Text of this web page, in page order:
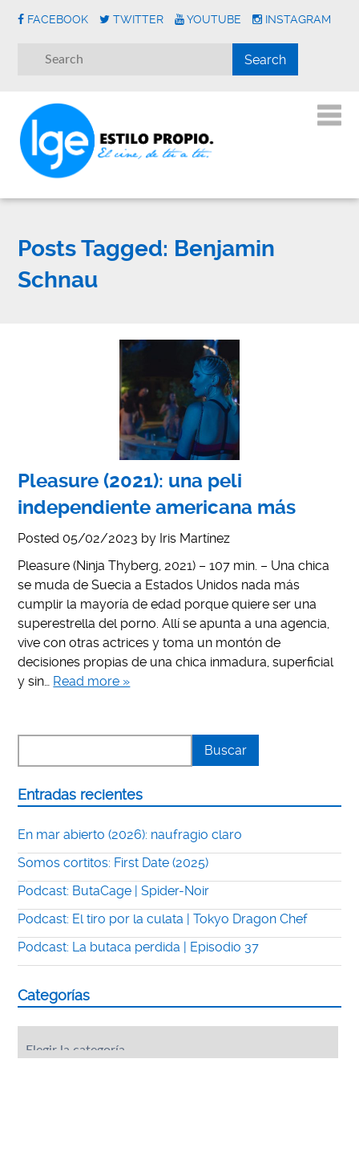
FACEBOOK TWITTER YOUTUBE INSTAGRAM
Posts Tagged: Benjamin
Schnau
Pleasure (2021): una peli
independiente americana más
Posted 05/02/2023 by Iris Martínez
Pleasure (Ninja Thyberg, 2021) – 107 min. – Una chica
se muda de Suecia a Estados Unidos nada más
cumplir la mayoría de edad porque quiere ser una
superestrella del porno. Allí se apunta a una agencia,
vive con otras actrices y toma un montón de
decisiones propias de una chica inmadura, superficial
y sin… Read more »
Entradas recientes
En mar abierto (2026): naufragio claro
Somos cortitos: First Date (2025)
Podcast: ButaCage | Spider-Noir
Podcast: El tiro por la culata | Tokyo Dragon Chef
Podcast: La butaca perdida | Episodio 37
Categorías